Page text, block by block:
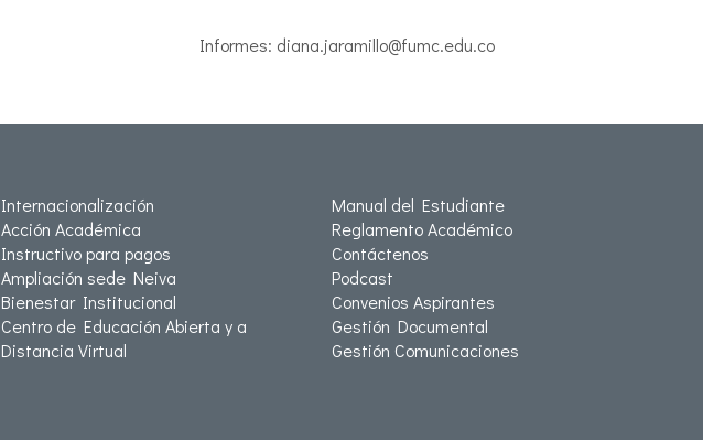
Informes: diana.jaramillo@fumc.edu.co
Internacionalización
Acción Académica
Instructivo para pagos
Ampliación sede Neiva
Bienestar Institucional
Centro de Educación Abierta y a
Distancia Virtual
Manual del Estudiante
Reglamento Académico
Contáctenos
Podcast
Convenios Aspirantes
Gestión Documental
Gestión Comunicaciones